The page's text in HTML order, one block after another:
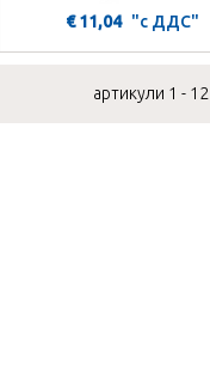
€ 11,04 "с ДДС"
артикули 1 -